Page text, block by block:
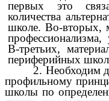
первых это
количества
школе. Во-вторых,
профессионализма,
В-третьих,
периферийных школ
2. Необходим
профильному
школы по